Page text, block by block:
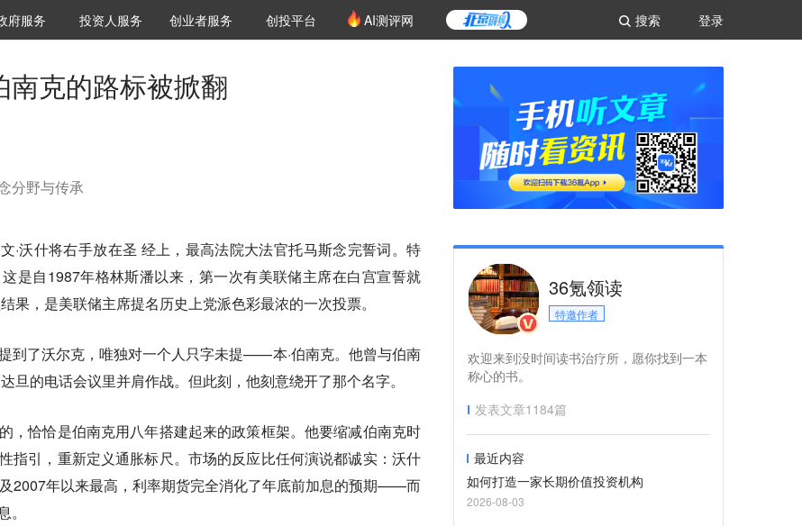
登录
搜索
城市之窗
府服务 VClub投资机构库
投资机构职位推介
投资人服务 创投氪堂
创业者服务 创投平台 AI测评网
克的路标被掀翻
分野与传承
·沃什将右手放在圣 经上，最高法院大法官托马斯念完誓词。特
是自1987年格林斯潘以来，第一次有美联储主席在白宫宣誓就
果，是美联储主席提名历史上党派色彩最浓的一次投票。
到了沃尔克，唯独对一个人只字未提——本·伯南克。他曾与伯南
旦的电话会议里并肩作战。但此刻，他刻意绕开了那个名字。
，恰恰是伯南克用八年搭建起来的政策框架。他要缩减伯南克时
指引，重新定义通胀标尺。市场的反应比任何演说都诚实：沃什
2007年以来最高，利率期货完全消化了年底前加息的预期——而
36氪领读
特邀作者
欢迎来到没时间读书治疗所，愿你找到一本
称心的书。
发表文章1184篇
最近内容
如何打造一家长期价值投资机构
2026-08-03